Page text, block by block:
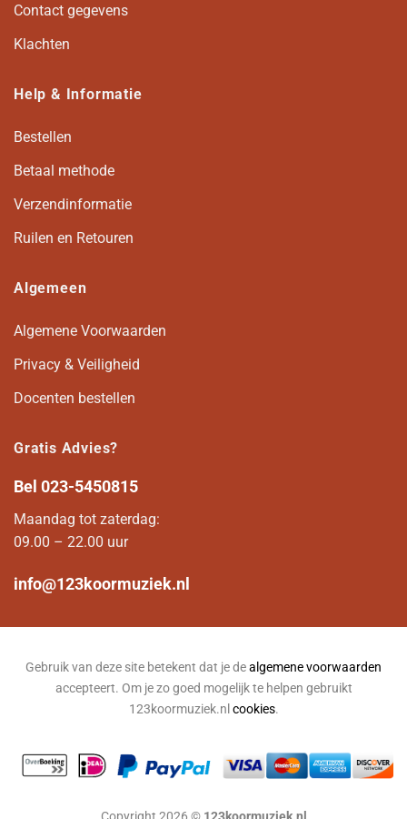
Contact gegevens
Klachten
Help & Informatie
Bestellen
Betaal methode
Verzendinformatie
Ruilen en Retouren
Algemeen
Algemene Voorwaarden
Privacy & Veiligheid
Docenten bestellen
Gratis Advies?
Bel 023-5450815
Maandag tot zaterdag:
09.00 – 22.00 uur
info@123koormuziek.nl
Gebruik van deze site betekent dat je dealgemene voorwaarden
accepteert. Om je zo goed mogelijk te helpen gebruikt
123koormuziek.nl cookies.